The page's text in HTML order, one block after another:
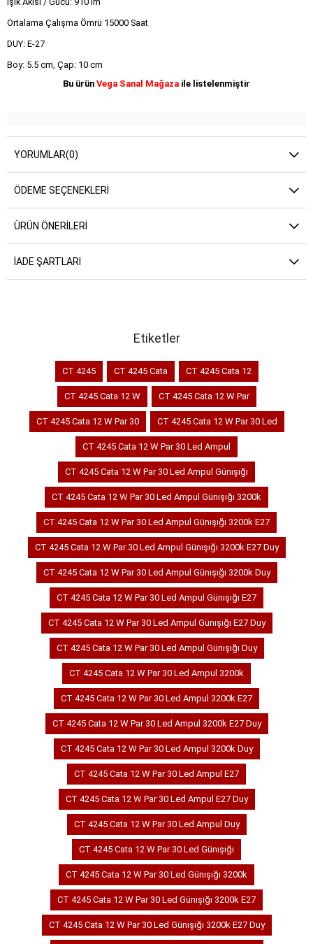
Ortalama Çalışma Ömrü 15000 Saat
DUY: E-27
Boy: 5.5 cm, Çap: 10 cm
Bu ürün Vega Sanal Mağaza ile listelenmiştir
YORUMLAR(0)
ÖDEME SEÇENEKLERI
ÜRÜN ÖNERILERI
İADE ŞARTLARI
Etiketler
CT 4245 CT 4245 Cata CT 4245 Cata 12
CT 4245 Cata 12 W CT 4245 Cata 12 W Par
CT 4245 Cata 12 W Par 30 CT 4245 Cata 12 W Par 30 Led
CT 4245 Cata 12 W Par 30 Led Ampul
CT 4245 Cata 12 W Par 30 Led Ampul Günışığı
CT 4245 Cata 12 W Par 30 Led Ampul Günışığı 3200k
CT 4245 Cata 12 W Par 30 Led Ampul Günışığı 3200k E27
CT 4245 Cata 12 W Par 30 Led Ampul Günışığı 3200k E27 Duy
CT 4245 Cata 12 W Par 30 Led Ampul Günışığı 3200k Duy
CT 4245 Cata 12 W Par 30 Led Ampul Günışığı E27
CT 4245 Cata 12 W Par 30 Led Ampul Günışığı E27 Duy
CT 4245 Cata 12 W Par 30 Led Ampul Günışığı Duy
CT 4245 Cata 12 W Par 30 Led Ampul 3200k
CT 4245 Cata 12 W Par 30 Led Ampul 3200k E27
CT 4245 Cata 12 W Par 30 Led Ampul 3200k E27 Duy
CT 4245 Cata 12 W Par 30 Led Ampul 3200k Duy
CT 4245 Cata 12 W Par 30 Led Ampul E27
CT 4245 Cata 12 W Par 30 Led Ampul E27 Duy
CT 4245 Cata 12 W Par 30 Led Ampul Duy
CT 4245 Cata 12 W Par 30 Led Günışığı
CT 4245 Cata 12 W Par 30 Led Günışığı 3200k
CT 4245 Cata 12 W Par 30 Led Günışığı 3200k E27
CT 4245 Cata 12 W Par 30 Led Günışığı 3200k E27 Duy